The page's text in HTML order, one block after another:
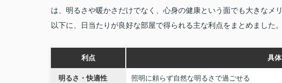
は、明るさや暖かさだけでなく、心身の健康という面でも大きなメ
以下に、日当たりが良好な部屋で得られる主な利点をまとめました。
利点 具
明るさ・快適性 照明に頼らず自然な明るさで過ごせる